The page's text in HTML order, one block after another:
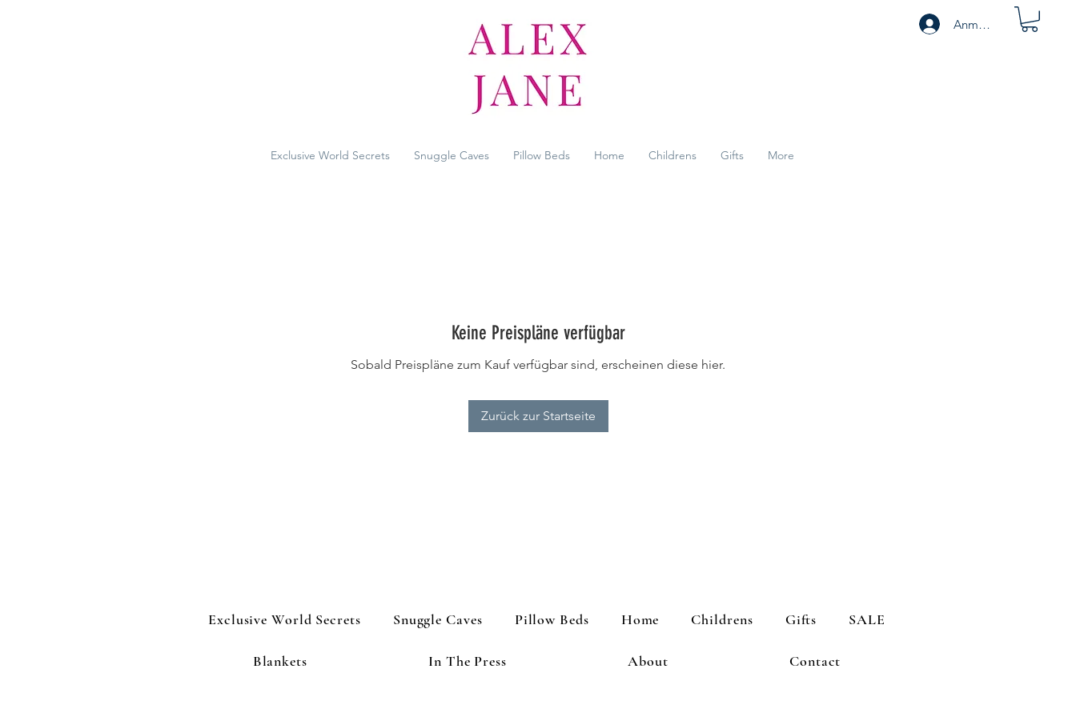
Anmelden
Exclusive World Secrets Snuggle Caves Pillow Beds Home Childrens Gifts More
Keine Preispläne verfügbar
Sobald Preispläne zum Kauf verfügbar sind, erscheinen diese hier.
Zurück zur Startseite
Exclusive World Secrets Snuggle Caves Pillow Beds Home Childrens Gifts SALE
Blankets In The Press About Contact